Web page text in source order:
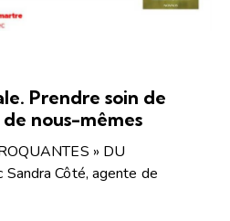
Prendre soin de
nous-mêmes
» DU
Côté, agente de